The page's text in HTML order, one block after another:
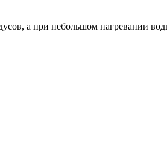
а при небольшом нагревании